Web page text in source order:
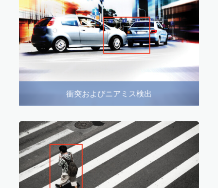
衝突およびニアミス検出